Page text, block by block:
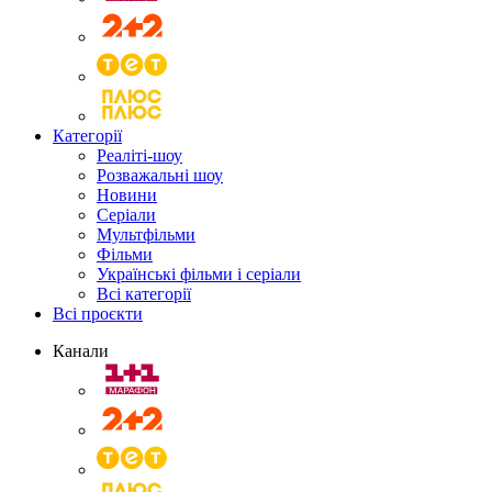
Категорії
Реаліті-шоу
Розважальні шоу
Новини
Серіали
Мультфільми
Фільми
Українські фільми і серіали
Всі категорії
Всі проєкти
Канали